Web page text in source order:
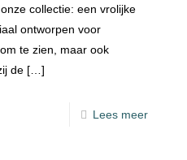
collectie: een vrolijke
ontworpen voor
te zien, maar ook
de […]
Lees meer